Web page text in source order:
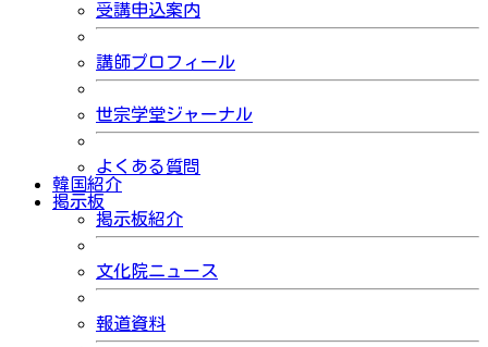
受講申込案内
講師プロフィール
世宗学堂ジャーナル
よくある質問
韓国紹介
掲示板
掲示板紹介
文化院ニュース
報道資料